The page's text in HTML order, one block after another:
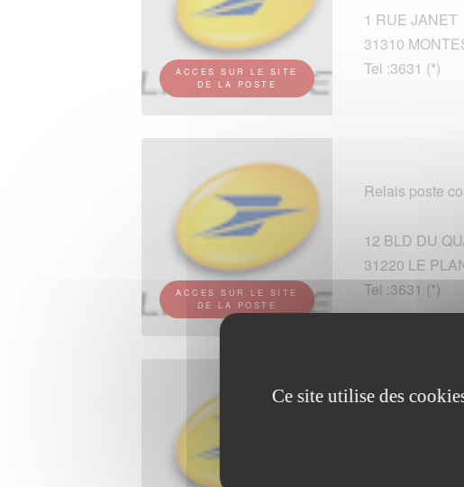
ACCES SUR LE SITE
DE LA POSTE
1 RUE JANET
31310
Tel :3631 (*)
ACCES SUR LE SITE
DE LA POSTE
Relais poste
12 BLD DU
31220 LE
Tel :3631 (*)
Ce site utilise des